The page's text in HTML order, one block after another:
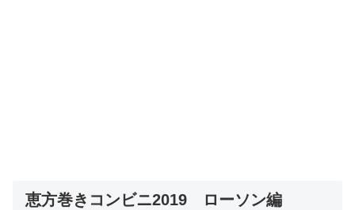
恵方巻きコンビニ2019 ローソン編